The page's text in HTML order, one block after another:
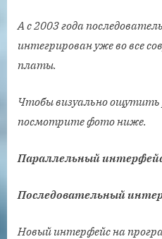
А с 2003 года
интегрирован уже во все
платы.
Чтобы визуально ощутить
посмотрите фото ниже.
Параллельный
Последовательный
Новый интерфейс на